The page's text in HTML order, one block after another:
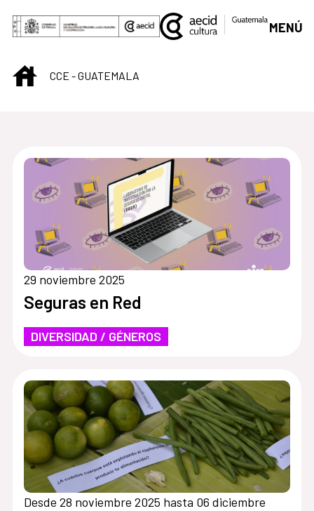
Saltar al contenido principal
MENÚ
INICIOCCE - GUATEMALA
29 noviembre 2025
Seguras en Red
DIVERSIDAD / GÉNEROS
Desde 28 noviembre 2025 hasta 06 diciembre